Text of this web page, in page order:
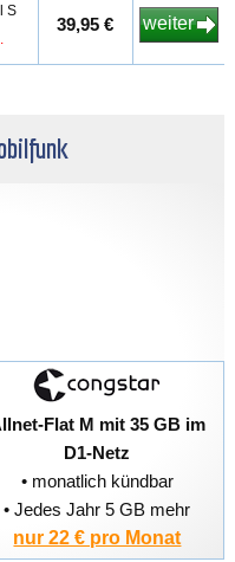
S
39,95 € weiter
Flat M mit 35 GB im
D1-Netz
• monatlich kündbar
• Jedes Jahr 5 GB mehr
nur 22 € pro Monat